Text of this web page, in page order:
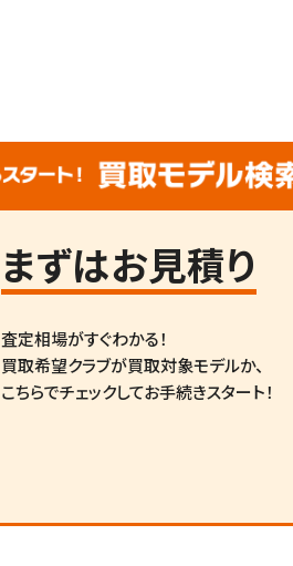
まずはお見積り
査定相場がすぐわかる！
買取希望クラブが買取対象モデルか、
こちらでチェックしてお手続きスタート！